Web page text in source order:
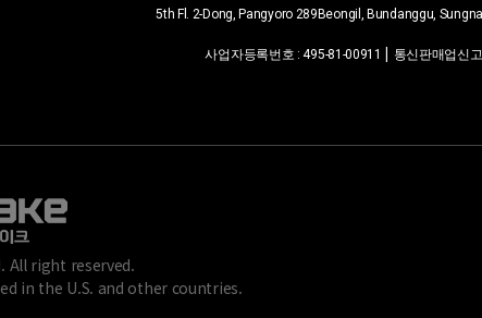
5th Fl. 2-Dong, Pangyoro 289Beongil, Bundanggu,
사업자등록번호 :495-81-00911 | 통신판매업신
All right reserved.
in the U.S. and other countries.